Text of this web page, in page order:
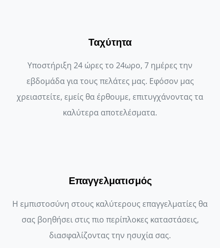
Ταχύτητα
Υποστήριξη 24 ώρες το 24ωρο, 7 ημέρες την
εβδομάδα για τους πελάτες μας. Εφόσον μας
χρειαστείτε, εμείς θα έρθουμε, επιτυγχάνοντας τα
καλύτερα αποτελέσματα.
Επαγγελματισμός
Η εμπιστοσύνη στους καλύτερους επαγγελματίες θα
σας βοηθήσει στις πιο περίπλοκες καταστάσεις,
διασφαλίζοντας την ησυχία σας.